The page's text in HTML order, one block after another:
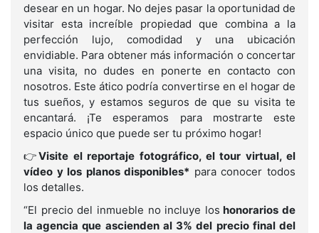
desear en un hogar. No dejes pasar la oportunidad de
visitar esta increíble propiedad que combina a la
perfección lujo, comodidad y una ubicación
envidiable. Para obtener más información o concertar
una visita, no dudes en ponerte en contacto con
nosotros. Este ático podría convertirse en el hogar de
tus sueños, y estamos seguros de que su visita te
encantará. ¡Te esperamos para mostrarte este
espacio único que puede ser tu próximo hogar!
👉Visite el reportaje fotográfico, el tour virtual, el
vídeo y los planos disponibles* para conocer todos
los detalles.
“El precio del inmueble no incluye los honorarios de
la agencia que ascienden al 3% del precio final del